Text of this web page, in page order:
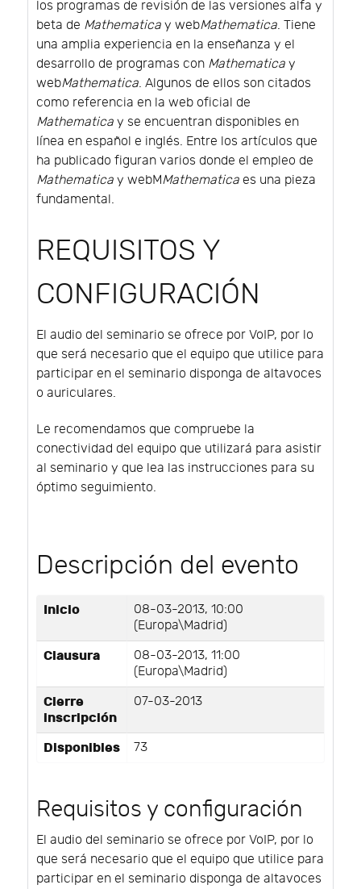
los programas de revisión de las versiones alfa y
beta de Mathematica y webMathematica. Tiene
una amplia experiencia en la enseñanza y el
desarrollo de programas con Mathematica y
webMathematica. Algunos de ellos son citados
como referencia en la web oficial de
Mathematica y se encuentran disponibles en
línea en español e inglés. Entre los artículos que
ha publicado figuran varios donde el empleo de
Mathematica y webMMathematica es una pieza
fundamental.
REQUISITOS Y
CONFIGURACIÓN
El audio del seminario se ofrece por VoIP, por lo
que será necesario que el equipo que utilice para
participar en el seminario disponga de altavoces
o auriculares.
Le recomendamos que compruebe la
conectividad del equipo que utilizará para asistir
al seminario y que lea las instrucciones para su
óptimo seguimiento.
Descripción del evento
Inicio
08-03-2013, 10:00
(Europa\Madrid)
Clausura
08-03-2013, 11:00
(Europa\Madrid)
Cierre
inscripción
07-03-2013
Disponibles 73
Requisitos y configuración
El audio del seminario se ofrece por VoIP, por lo
que será necesario que el equipo que utilice para
participar en el seminario disponga de altavoces